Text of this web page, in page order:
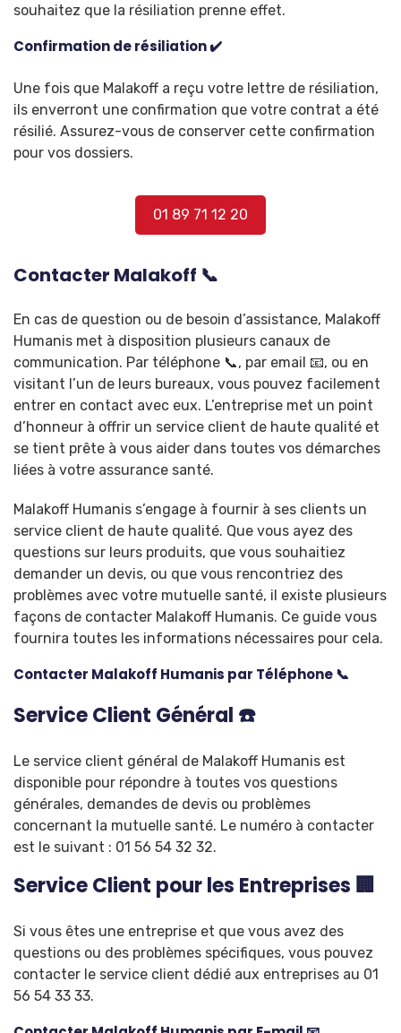
souhaitez que la résiliation prenne effet.
Confirmation de résiliation ✔️
Une fois que Malakoff a reçu votre lettre de résiliation,
ils enverront une confirmation que votre contrat a été
résilié. Assurez-vous de conserver cette confirmation
pour vos dossiers.
01 89 71 12 20
Contacter Malakoff 📞
En cas de question ou de besoin d’assistance, Malakoff
Humanis met à disposition plusieurs canaux de
communication. Par téléphone 📞, par email 📧, ou en
visitant l’un de leurs bureaux, vous pouvez facilement
entrer en contact avec eux. L’entreprise met un point
d’honneur à offrir un service client de haute qualité et
se tient prête à vous aider dans toutes vos démarches
liées à votre assurance santé.
Malakoff Humanis s’engage à fournir à ses clients un
service client de haute qualité. Que vous ayez des
questions sur leurs produits, que vous souhaitiez
demander un devis, ou que vous rencontriez des
problèmes avec votre mutuelle santé, il existe plusieurs
façons de contacter Malakoff Humanis. Ce guide vous
fournira toutes les informations nécessaires pour cela.
Contacter Malakoff Humanis par Téléphone 📞
Service Client Général ☎️
Le service client général de Malakoff Humanis est
disponible pour répondre à toutes vos questions
générales, demandes de devis ou problèmes
concernant la mutuelle santé. Le numéro à contacter
est le suivant : 01 56 54 32 32.
Service Client pour les Entreprises 🏢
Si vous êtes une entreprise et que vous avez des
questions ou des problèmes spécifiques, vous pouvez
contacter le service client dédié aux entreprises au 01
56 54 33 33.